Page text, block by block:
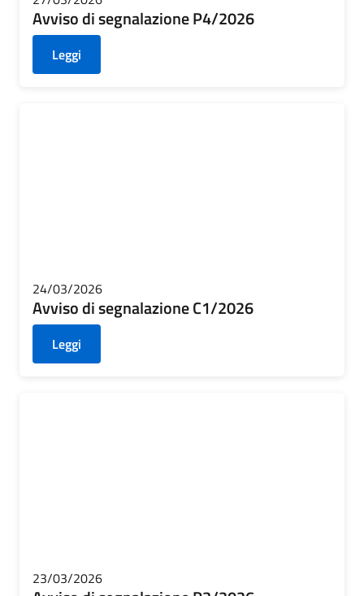
Avviso di segnalazione P4/2026
Leggi
24/03/2026
Avviso di segnalazione C1/2026
Leggi
23/03/2026